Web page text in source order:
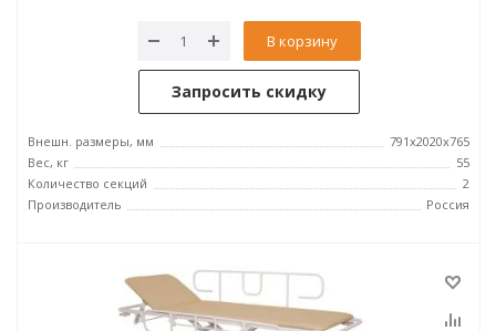
В корзину
Запросить скидку
Внешн. размеры, мм
791x2020x765
Вес, кг
55
Количество секций
2
Производитель
Россия